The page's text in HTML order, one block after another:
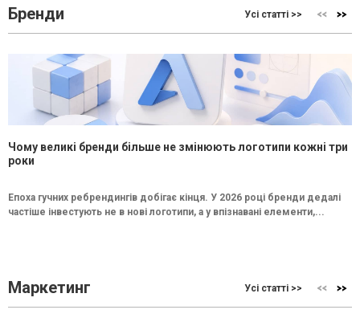
Бренди Усі статті >>
Чому великі бренди більше не змінюють логотипи кожні три
роки
Епоха гучних ребрендингів добігає кінця. У 2026 році бренди дедалі
частіше інвестують не в нові логотипи, а у впізнавані елементи,...
Маркетинг Усі статті >>